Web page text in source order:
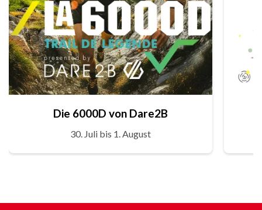
Die 6000D von Dare2B
30. Juli bis 1. August